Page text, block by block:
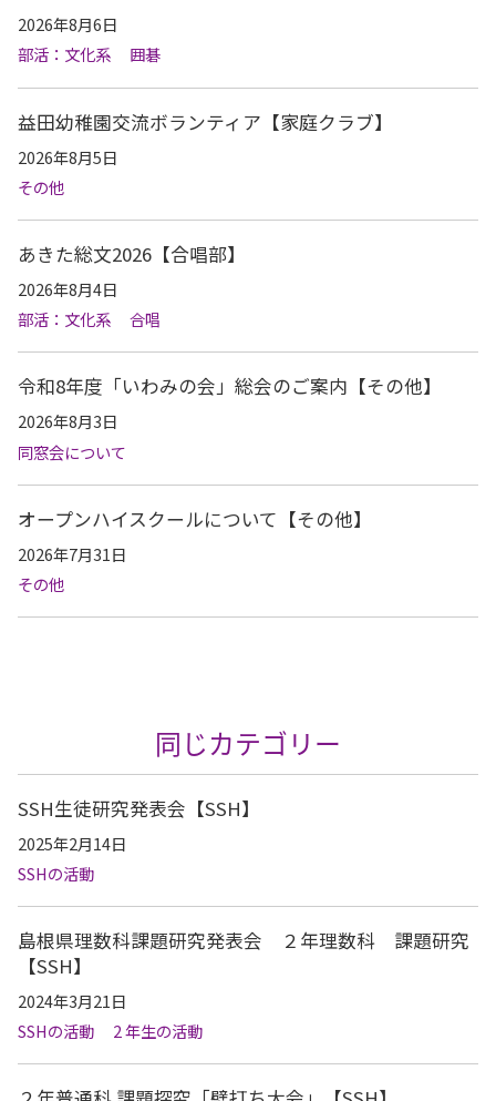
2026年8月6日
部活：文化系
囲碁
益田幼稚園交流ボランティア【家庭クラブ】
2026年8月5日
その他
あきた総文2026【合唱部】
2026年8月4日
部活：文化系
合唱
令和8年度「いわみの会」総会のご案内【その他】
2026年8月3日
同窓会について
オープンハイスクールについて【その他】
2026年7月31日
その他
同じカテゴリー
SSH生徒研究発表会【SSH】
2025年2月14日
SSHの活動
島根県理数科課題研究発表会 ２年理数科 課題研究
【SSH】
2024年3月21日
SSHの活動
2 年生の活動